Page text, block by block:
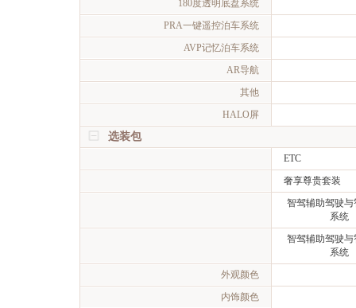
180度透明底盘系统
PRA一键遥控泊车系统
AVP记忆泊车系统
AR导航
其他
HALO屏
选装包
ETC
奢享尊贵套装
智驾辅助驾驶与
系统
智驾辅助驾驶与
系统
外观颜色
内饰颜色